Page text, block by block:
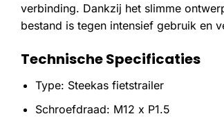
verbinding. Dankzij het slimme
bestand is tegen intensief gebruik en
Technische Specificaties
Type: Steekas fietstrailer
Schroefdraad: M12 x P1.5